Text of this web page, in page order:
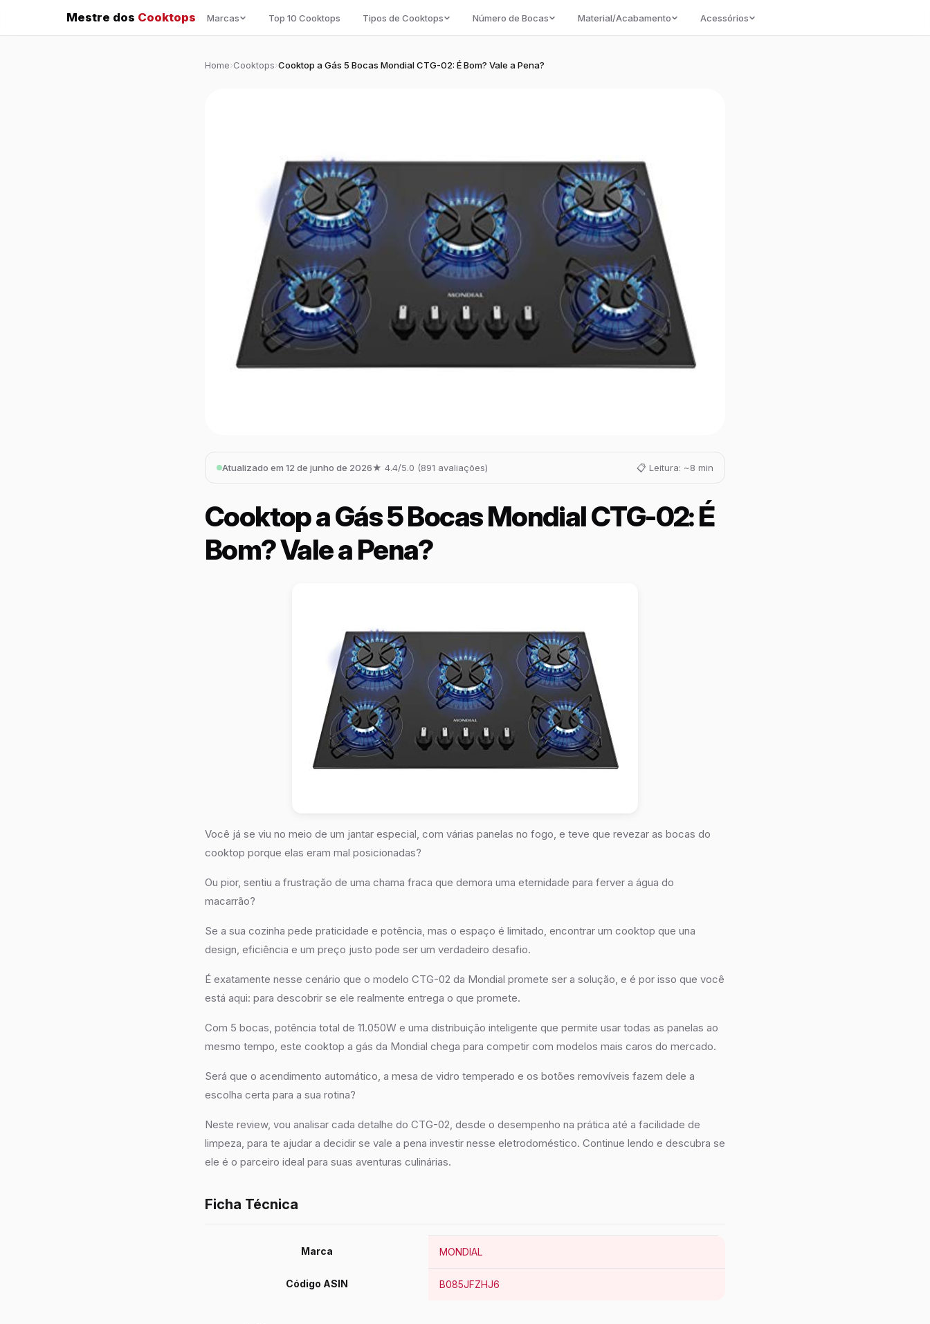
Mestre dos Cooktops Marcas Top 10 Cooktops Tipos de Cooktops Número de Bocas Material/Acabamento Acessórios
Home›Cooktops›Cooktop a Gás 5 Bocas Mondial CTG-02: É Bom? Vale a Pena?
Atualizado em 12 de junho de 2026★ 4.4/5.0 (891 avaliações) 📋 Leitura: ~8 min
Cooktop a Gás 5 Bocas Mondial CTG-02: É
Bom? Vale a Pena?
Você já se viu no meio de um jantar especial, com várias panelas no fogo, e teve que revezar as bocas do
cooktop porque elas eram mal posicionadas?
Ou pior, sentiu a frustração de uma chama fraca que demora uma eternidade para ferver a água do
macarrão?
Se a sua cozinha pede praticidade e potência, mas o espaço é limitado, encontrar um cooktop que una
design, eficiência e um preço justo pode ser um verdadeiro desafio.
É exatamente nesse cenário que o modelo CTG-02 da Mondial promete ser a solução, e é por isso que você
está aqui: para descobrir se ele realmente entrega o que promete.
Com 5 bocas, potência total de 11.050W e uma distribuição inteligente que permite usar todas as panelas ao
mesmo tempo, este cooktop a gás da Mondial chega para competir com modelos mais caros do mercado.
Será que o acendimento automático, a mesa de vidro temperado e os botões removíveis fazem dele a
escolha certa para a sua rotina?
Neste review, vou analisar cada detalhe do CTG-02, desde o desempenho na prática até a facilidade de
limpeza, para te ajudar a decidir se vale a pena investir nesse eletrodoméstico. Continue lendo e descubra se
ele é o parceiro ideal para suas aventuras culinárias.
Ficha Técnica
Marca MONDIAL
Código ASIN B085JFZHJ6